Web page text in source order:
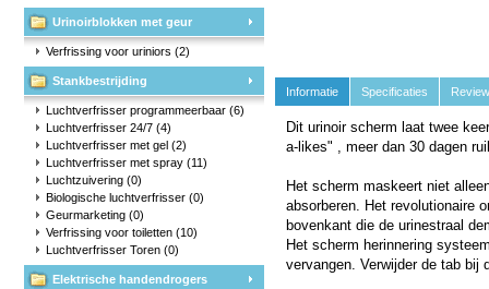
Urinoirblokken met geur
Verfrissing voor uriniors (2)
Stankbestrijding
Luchtverfrisser programmeerbaar (6)
Luchtverfrisser 24/7 (4)
Luchtverfrisser met gel (2)
Luchtverfrisser met spray (11)
Luchtzuivering (0)
Biologische luchtverfrisser (0)
Geurmarketing (0)
Verfrissing voor toiletten (10)
Luchtverfrisser Toren (0)
Elektrische handendrogers
Informatie Specificaties
Dit urinoir scherm laat twee
a-likes" , meer dan 30 dagen
Het scherm maskeert niet
absorberen. Het revolutionaire
bovenkant die de urinestraal
Het scherm herinnering
vervangen. Verwijder de tab bij